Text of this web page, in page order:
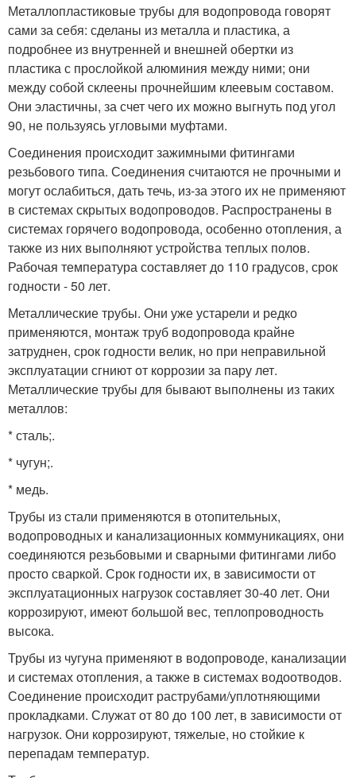
Металлопластиковые трубы для водопровода говорят
сами за себя: сделаны из металла и пластика, а
подробнее из внутренней и внешней обертки из
пластика с прослойкой алюминия между ними; они
между собой склеены прочнейшим клеевым составом.
Они эластичны, за счет чего их можно выгнуть под угол
90, не пользуясь угловыми муфтами.
Соединения происходит зажимными фитингами
резьбового типа. Соединения считаются не прочными и
могут ослабиться, дать течь, из-за этого их не применяют
в системах скрытых водопроводов. Распространены в
системах горячего водопровода, особенно отопления, а
также из них выполняют устройства теплых полов.
Рабочая температура составляет до 110 градусов, срок
годности - 50 лет.
Металлические трубы. Они уже устарели и редко
применяются, монтаж труб водопровода крайне
затруднен, срок годности велик, но при неправильной
эксплуатации сгниют от коррозии за пару лет.
Металлические трубы для бывают выполнены из таких
металлов:
* сталь;.
* чугун;.
* медь.
Трубы из стали применяются в отопительных,
водопроводных и канализационных коммуникациях, они
соединяются резьбовыми и сварными фитингами либо
просто сваркой. Срок годности их, в зависимости от
эксплуатационных нагрузок составляет 30-40 лет. Они
коррозируют, имеют большой вес, теплопроводность
высока.
Трубы из чугуна применяют в водопроводе, канализации
и системах отопления, а также в системах водоотводов.
Соединение происходит раструбами/уплотняющими
прокладками. Служат от 80 до 100 лет, в зависимости от
нагрузок. Они коррозируют, тяжелые, но стойкие к
перепадам температур.